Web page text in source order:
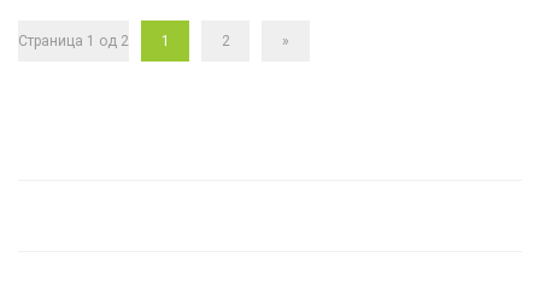
Страница 1 од 2 1 2 »